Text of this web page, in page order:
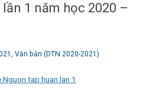
1 năm học 2020 –
, Văn bản (DTN 2020-2021)
Nguon tap huan lan 1